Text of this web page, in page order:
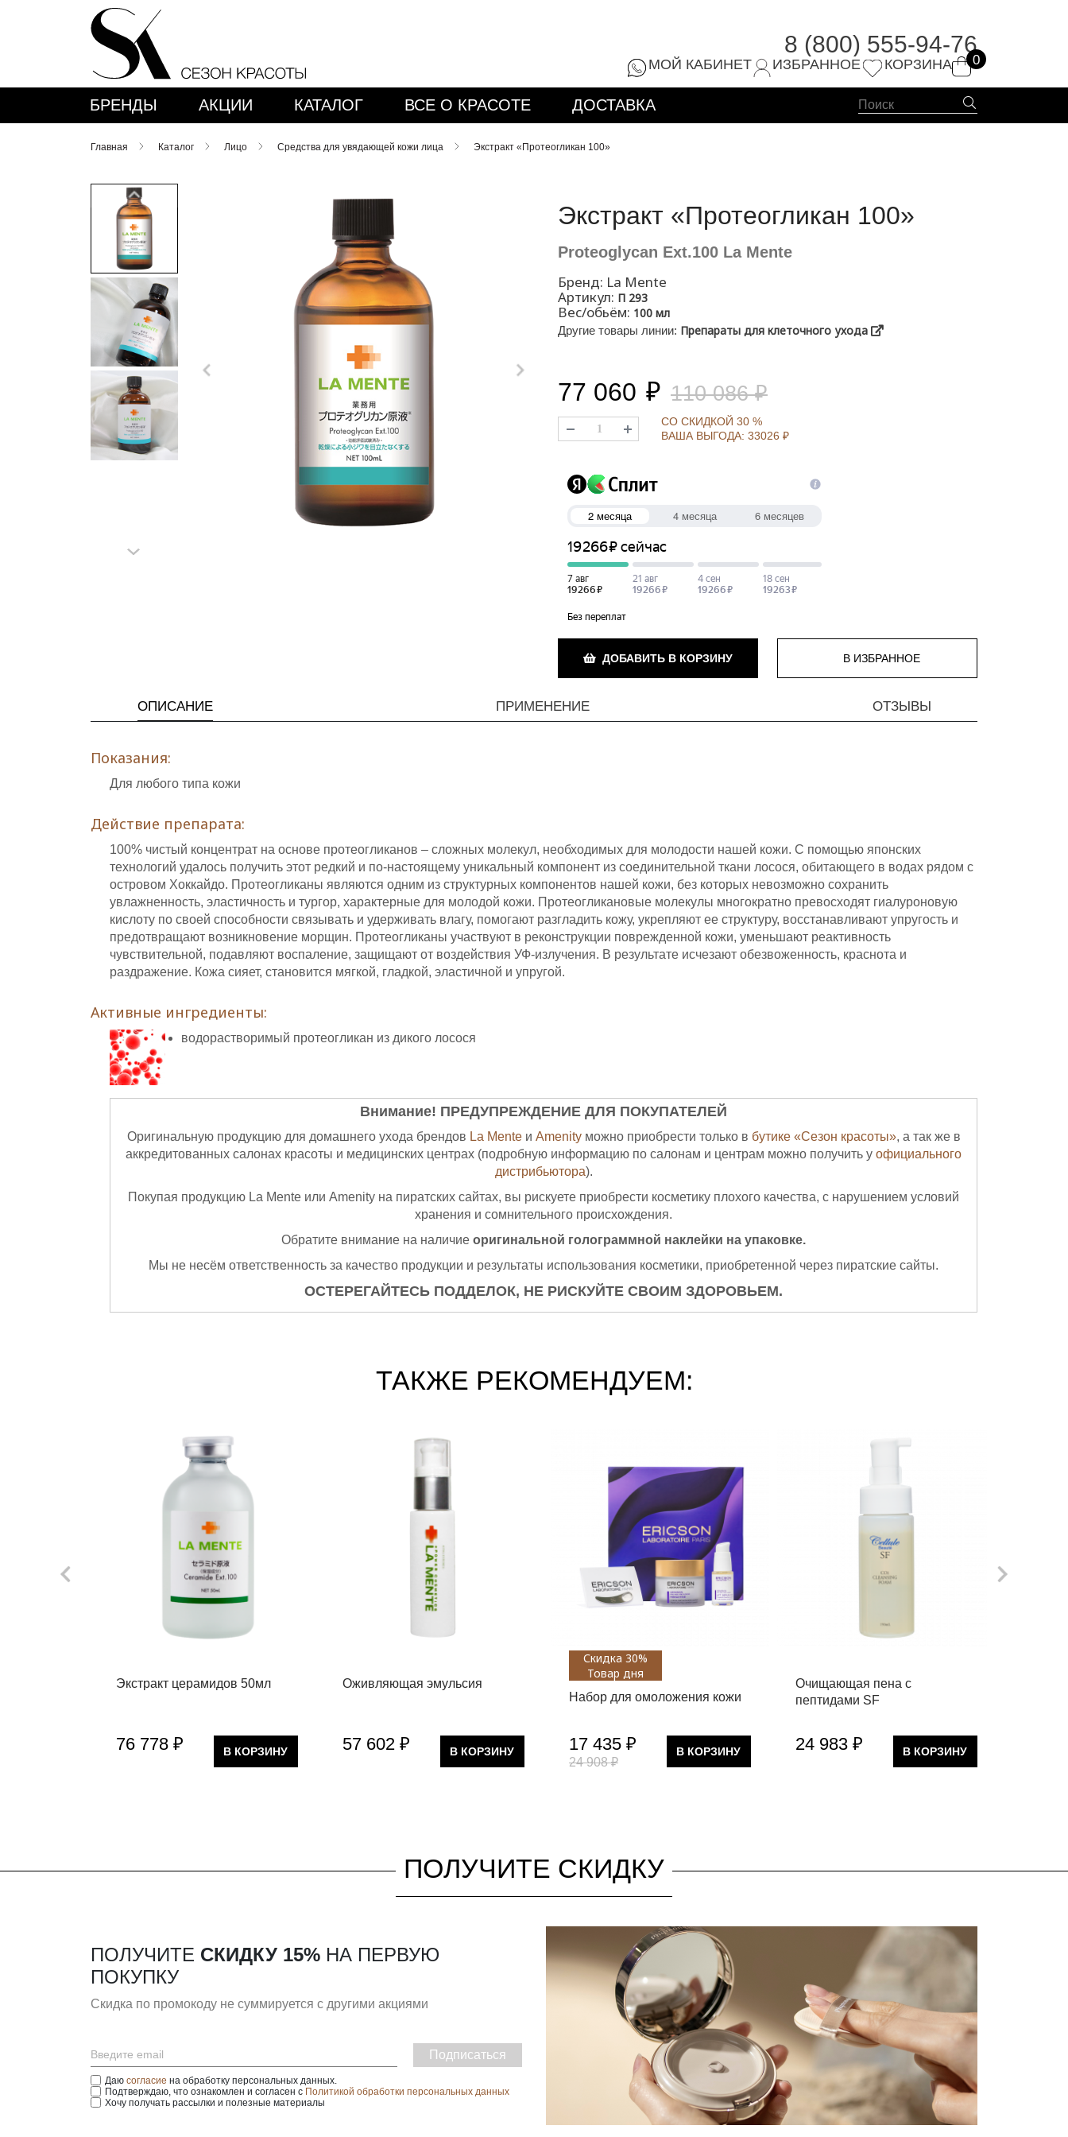
8 (800) 555-94-76
8 (800) 555-94-76
МОЙ КАБИНЕТ ИЗБРАННОЕ КОРЗИНА 0
БРЕНДЫ АКЦИИ КАТАЛОГ ВСЕ О КРАСОТЕ ДОСТАВКА
Главная Каталог Лицо Средства для увядающей кожи лица Экстракт «Протеогликан 100»
Экстракт «Протеогликан 100»
Proteoglycan Ext.100 La Mente
Бренд: La Mente
Артикул: П 293
Вес/обьём: 100 мл
Другие товары линии: Препараты для клеточного ухода
77 060 ₽ 110 086 ₽
СО СКИДКОЙ 30 %
ВАША ВЫГОДА: 33026 ₽
ДОБАВИТЬ В КОРЗИНУ
ОПИСАНИЕ ПРИМЕНЕНИЕ ОТЗЫВЫ
Показания:
Для любого типа кожи
Действие препарата:
100% чистый концентрат на основе протеогликанов – сложных молекул, необходимых для молодости нашей кожи. С помощью японских
технологий удалось получить этот редкий и по-настоящему уникальный компонент из соединительной ткани лосося, обитающего в водах рядом с
островом Хоккайдо. Протеогликаны являются одним из структурных компонентов нашей кожи, без которых невозможно сохранить
увлажненность, эластичность и тургор, характерные для молодой кожи. Протеогликановые молекулы многократно превосходят гиалуроновую
кислоту по своей способности связывать и удерживать влагу, помогают разгладить кожу, укрепляют ее структуру, восстанавливают упругость и
предотвращают возникновение морщин. Протеогликаны участвуют в реконструкции поврежденной кожи, уменьшают реактивность
чувствительной, подавляют воспаление, защищают от воздействия УФ-излучения. В результате исчезают обезвоженность, краснота и
раздражение. Кожа сияет, становится мягкой, гладкой, эластичной и упругой.
Активные ингредиенты:
водорастворимый протеогликан из дикого лосося
Внимание! ПРЕДУПРЕЖДЕНИЕ ДЛЯ ПОКУПАТЕЛЕЙ
Оригинальную продукцию для домашнего ухода брендов La Menteи Amenityможно приобрести только в бутике «Сезон красоты», а так же в
аккредитованных салонах красоты и медицинских центрах (подробную информацию по салонам и центрам можно получить у официального
дистрибьютора).
Покупая продукцию La Mente или Amenity на пиратских сайтах, вы рискуете приобрести косметику плохого качества, с нарушением условий
хранения и сомнительного происхождения.
Обратите внимание на наличие оригинальной голограммной наклейки на упаковке.
Мы не несём ответственность за качество продукции и результаты использования косметики, приобретенной через пиратские сайты.
ОСТЕРЕГАЙТЕСЬ ПОДДЕЛОК, НЕ РИСКУЙТЕ СВОИМ ЗДОРОВЬЕМ.
ТАКЖЕ РЕКОМЕНДУЕМ:
Экстракт церамидов 50мл
76 778 ₽ В КОРЗИНУ
Оживляющая эмульсия
57 602 ₽ В КОРЗИНУ
Скидка 30%
Товар дня
Набор для омоложения кожи
17 435 ₽
24 908 ₽
В КОРЗИНУ
Очищающая пена с
пептидами SF
24 983 ₽ В КОРЗИНУ
ПОЛУЧИТЕ СКИДКУ
ПОЛУЧИТЕ СКИДКУ 15% НА ПЕРВУЮ
ПОКУПКУ
Скидка по промокоду не суммируется с другими акциями
Подписаться
Даю согласие на обработку персональных данных.
Подтверждаю, что ознакомлен и согласен с Политикой обработки персональных данных
Хочу получать рассылки и полезные материалы